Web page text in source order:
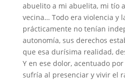
abuelito a mi abuelita, mi tío
vecina… Todo era violencia y
prácticamente no tenían
autonomía, sus derechos
que esa durísima realidad,
Y en ese dolor, acentuado
sufría al presenciar y vivir el